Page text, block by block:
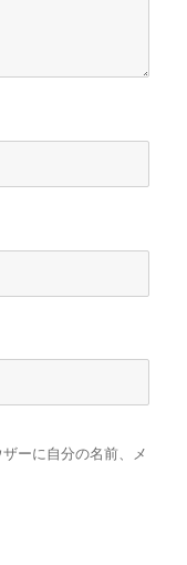
ーに自分の名前、メ